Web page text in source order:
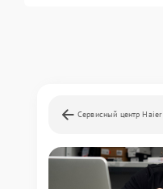
Сервисный центр Haier